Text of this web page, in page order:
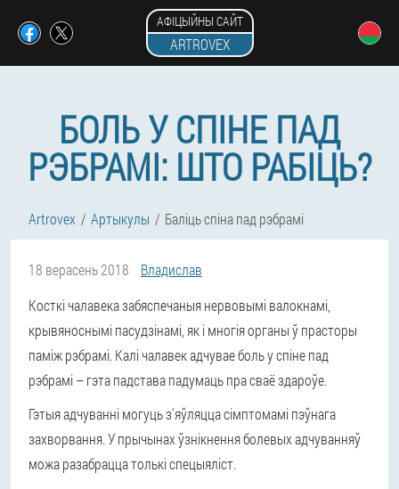
АФІЦЫЙНЫ САЙТ
ARTROVEX
БОЛЬ У СПІНЕ ПАД
РЭБРАМІ: ШТО РАБІЦЬ?
Artrovex Артыкулы Баліць спіна пад рэбрамі
18 верасень 2018
Владислав
Косткі чалавека забяспечаныя нервовымі валокнамі,
крывяноснымі пасудзінамі, як і многія органы ў прасторы
паміж рэбрамі. Калі чалавек адчувае боль у спіне пад
рэбрамі – гэта падстава падумаць пра сваё здароўе.
Гэтыя адчуванні могуць з'яўляцца сімптомамі пэўнага
захворвання. У прычынах ўзнікнення болевых адчуванняў
можа разабрацца толькі спецыяліст.